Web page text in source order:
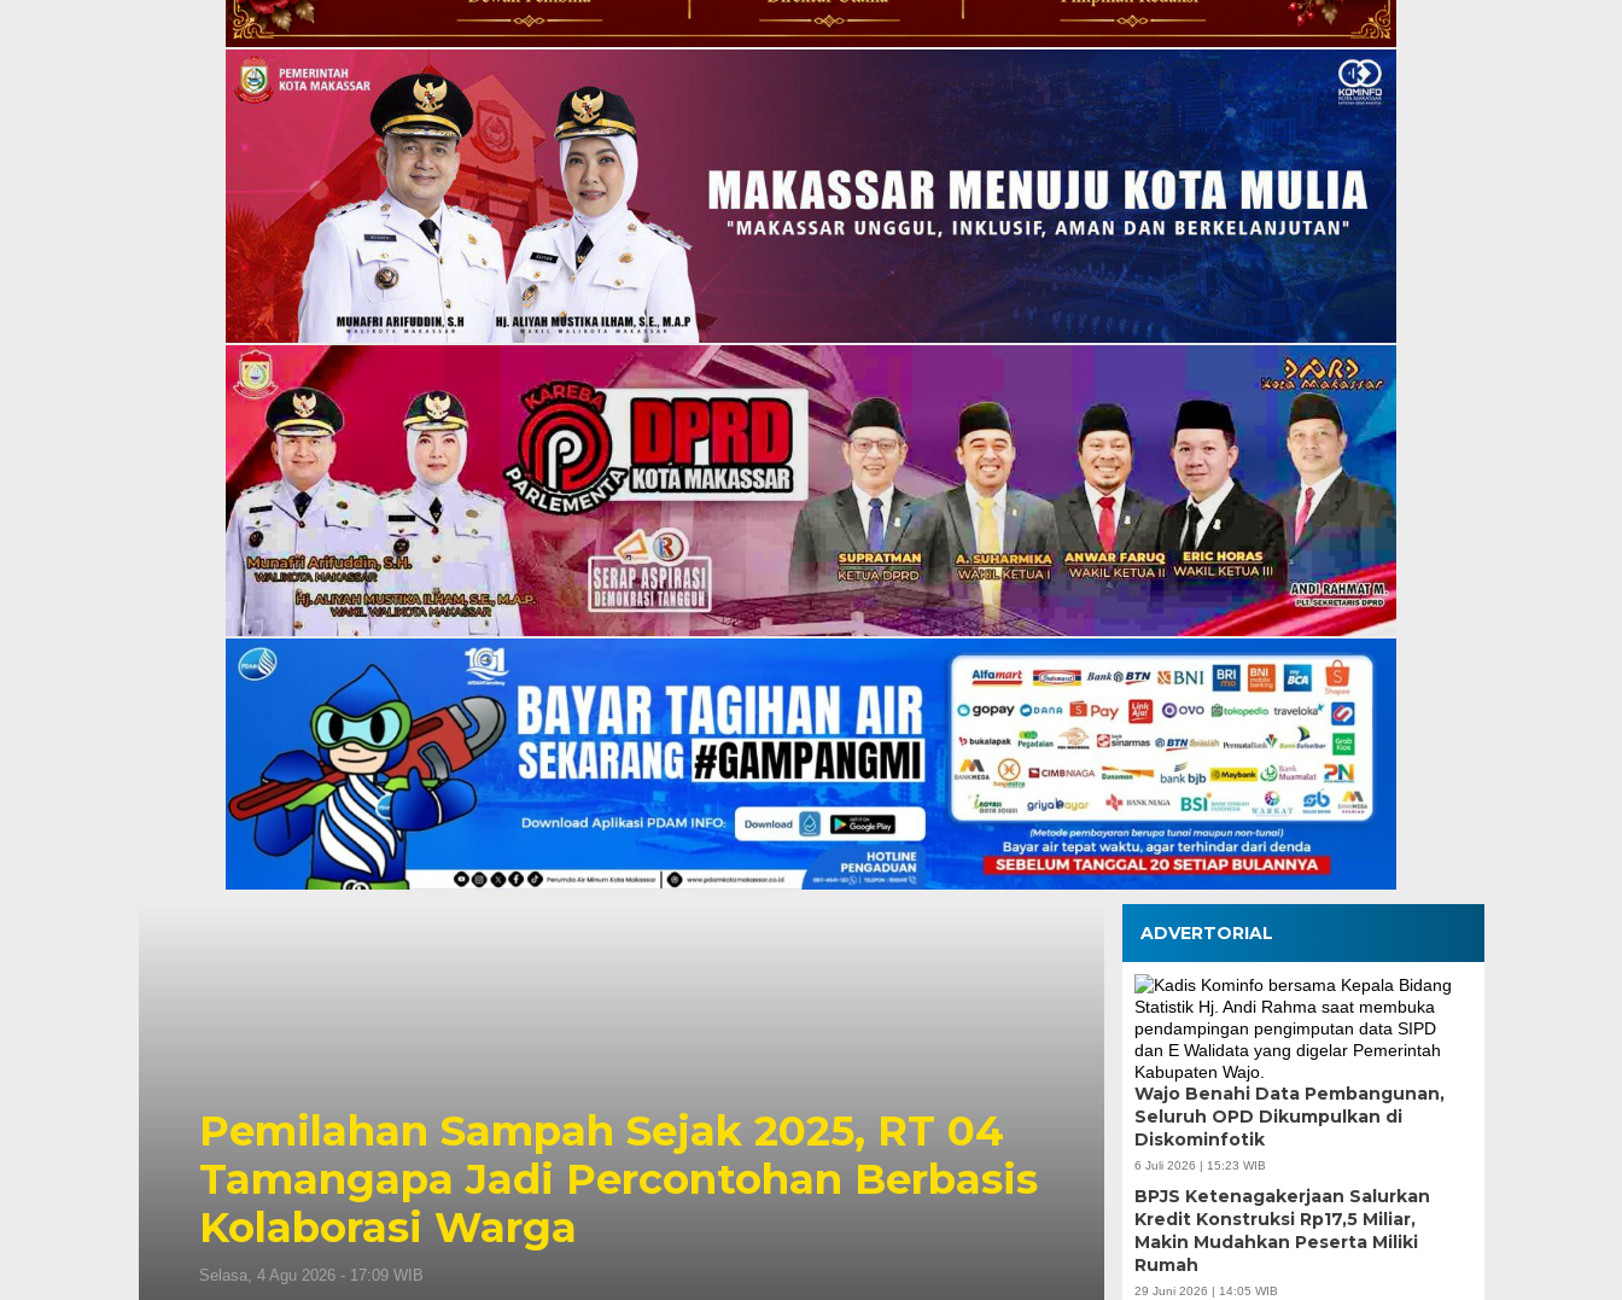
Anggota DPR RI: Program Pemilahan
Sampah Makassar Langkah Strategis
Menuju Ekonomi Sirkular
Selasa, 4 Agu 2026 - 16:23 WIB
Pilah Sampah
Kota Makassar
Selasa, 4 Agu 2026 - 13:47 WIB
ADVERTORIAL
Wajo Benahi Data Pembangunan,
Seluruh OPD Dikumpulkan di
Diskominfotik
6 Juli 2026 | 15:23 WIB
BPJS Ketenagakerjaan Salurkan
Kredit Konstruksi Rp17,5 Miliar,
Makin Mudahkan Peserta Miliki
Rumah
29 Juni 2026 | 14:05 WIB